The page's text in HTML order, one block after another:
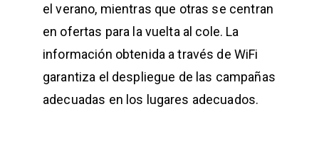
el verano, mientras que otras se centran
en ofertas para la vuelta al cole. La
información obtenida a través de WiFi
garantiza el despliegue de las campañas
adecuadas en los lugares adecuados.